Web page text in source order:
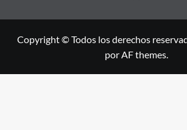
Copyright © Todos los derechos
por AF themes.